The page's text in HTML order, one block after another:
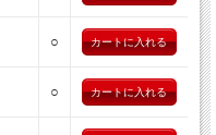
近くの時計店にて電池の交換が必
○
○